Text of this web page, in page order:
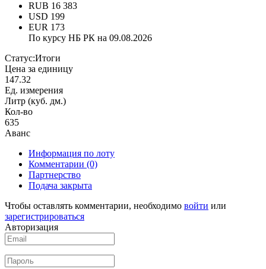
RUB 16 383
USD 199
EUR 173
По курсу НБ РК на 09.08.2026
Статус:Итоги
Цена за единицу
147.32
Ед. измерения
Литр (куб. дм.)
Кол-во
635
Аванс
Информация по лоту
Комментарии (0)
Партнерство
Подача закрыта
Чтобы оставлять комментарии, необходимо войти или
зарегистрироваться
Авторизация